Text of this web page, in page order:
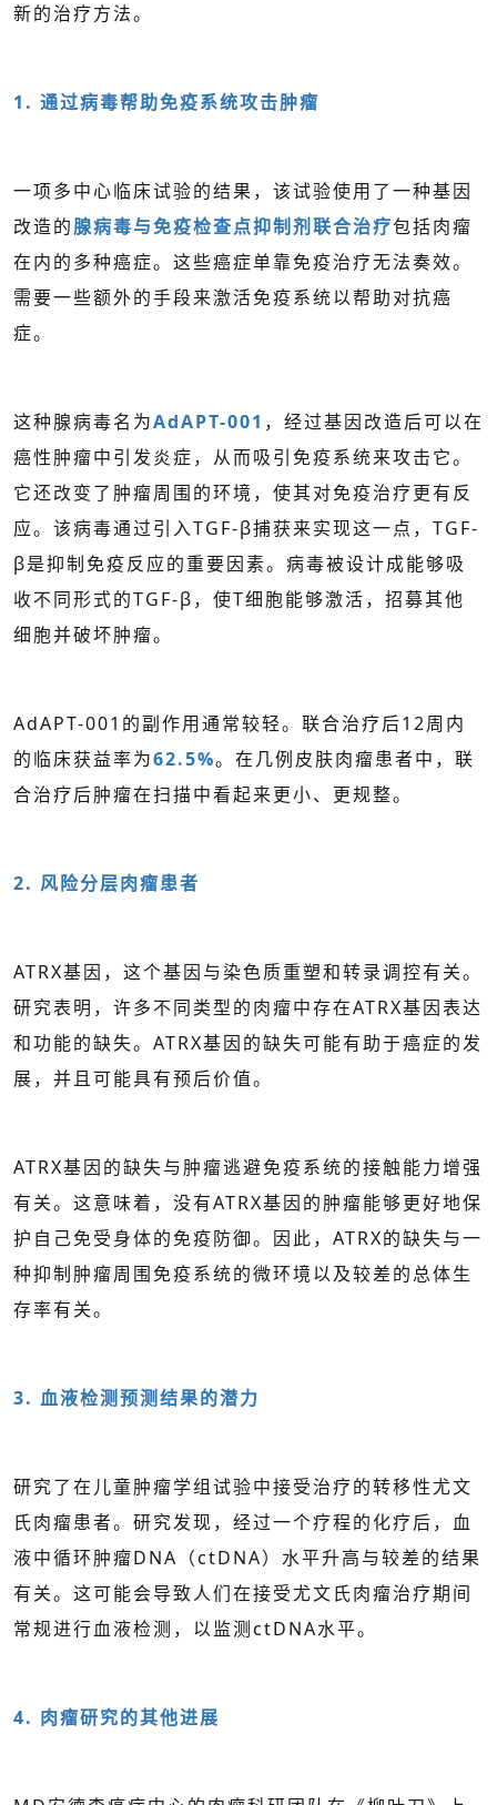
新的治疗方法。
1. 通过病毒帮助免疫系统攻击肿瘤
一项多中心临床试验的结果，该试验使用了一种基因
改造的腺病毒与免疫检查点抑制剂联合治疗包括肉瘤
在内的多种癌症。这些癌症单靠免疫治疗无法奏效。
需要一些额外的手段来激活免疫系统以帮助对抗癌
症。
这种腺病毒名为AdAPT-001 ，经过基因改造后可以在
癌性肿瘤中引发炎症，从而吸引免疫系统来攻击它。
它还改变了肿瘤周围的环境，使其对免疫治疗更有反
应。该病毒通过引入TGF-β捕获来实现这一点，TGF-
β是抑制免疫反应的重要因素。病毒被设计成能够吸
收不同形式的TGF-β，使T细胞能够激活，招募其他
细胞并破坏肿瘤。
AdAPT-001的副作用通常较轻。联合治疗后12周内
的临床获益率为62.5%。在几例皮肤肉瘤患者中，联
合治疗后肿瘤在扫描中看起来更小、更规整。
2. 风险分层肉瘤患者
ATRX基因，这个基因与染色质重塑和转录调控有关。
研究表明，许多不同类型的肉瘤中存在ATRX基因表达
和功能的缺失。ATRX基因的缺失可能有助于癌症的发
展，并且可能具有预后价值。
ATRX基因的缺失与肿瘤逃避免疫系统的接触能力增强
有关。这意味着，没有ATRX基因的肿瘤能够更好地保
护自己免受身体的免疫防御。因此，ATRX的缺失与一
种抑制肿瘤周围免疫系统的微环境以及较差的总体生
存率有关。
3. 血液检测预测结果的潜力
研究了在儿童肿瘤学组试验中接受治疗的转移性尤文
氏肉瘤患者。研究发现，经过一个疗程的化疗后，血
液中循环肿瘤DNA（ctDNA）水平升高与较差的结果
有关。 这可能会导致人们在接受尤文氏肉瘤治疗期间
常规进行血液检测，以监测ctDNA水平。
4. 肉瘤研究的其他进展